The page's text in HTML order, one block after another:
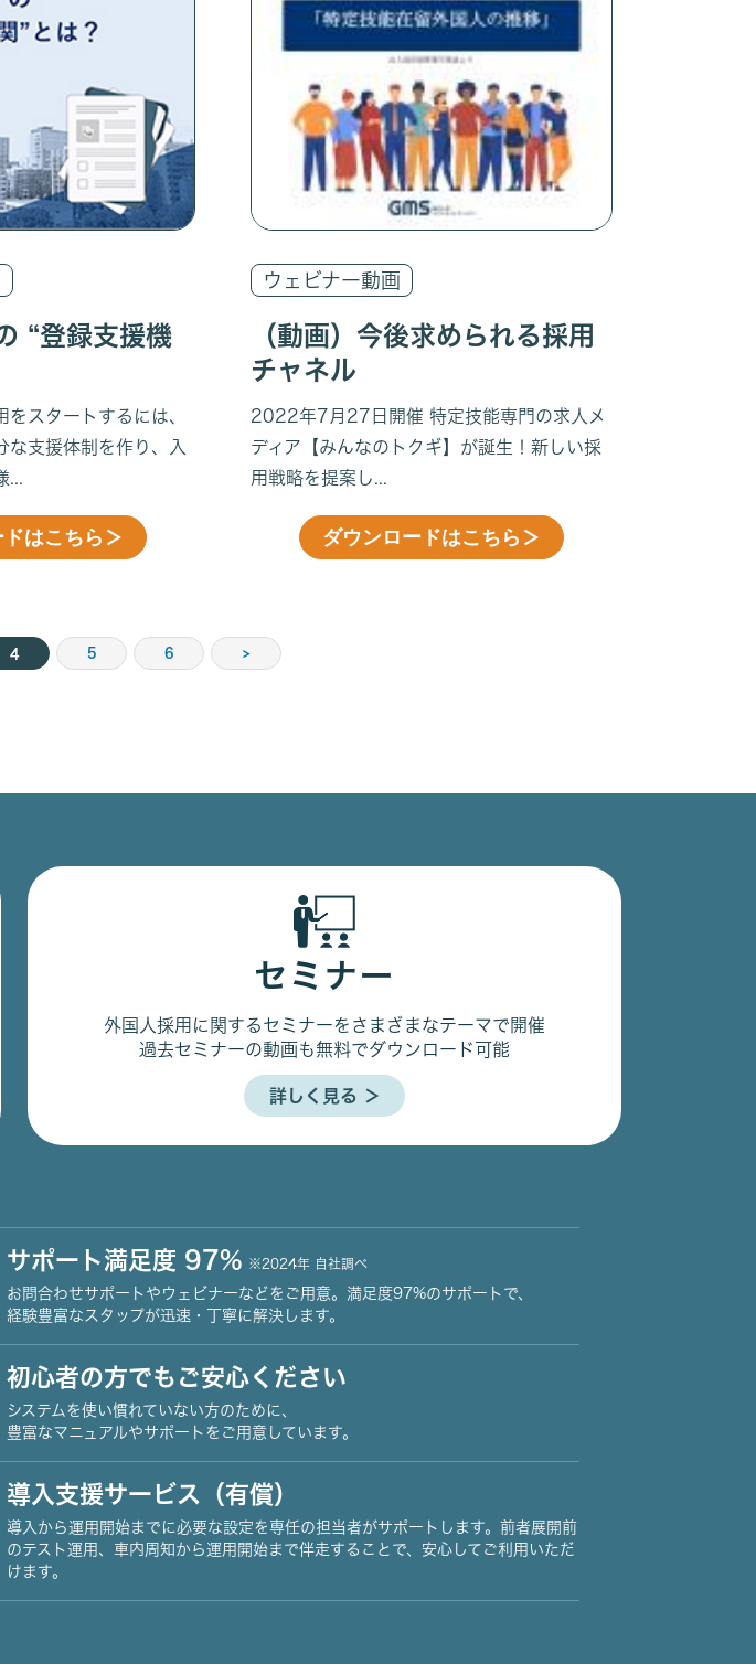
“登録支援機
スタートするには、
な支援体制を作り、入
...
はこちら ＞
ウェビナー動画
（動画）今後求められる採用
チャネル
2022年7月27日開催 特定技能専門の求人メ
ディア【みんなのトクギ】が誕生！新しい採
用戦略を提案し...
ダウンロードはこちら ＞
4 5 6 >
セミナー
外国人採用に関するセミナーをさまざまなテーマで開催
過去セミナーの動画も無料でダウンロード可能
詳しく見る ＞
サポート満足度 97% ※2024年 自社調べ
お問合わせサポートやウェビナーなどをご用意。満足度97%のサポートで、
経験豊富なスタップが迅速・丁寧に解決します。
初心者の方でもご安心ください
システムを使い慣れていない方のために、
豊富なマニュアルやサポートをご用意しています。
導入支援サービス（有償）
導入から運用開始までに必要な設定を専任の担当者がサポートします。前者展開前
のテスト運用、車内周知から運用開始まで伴走することで、安心してご利用いただ
けます。